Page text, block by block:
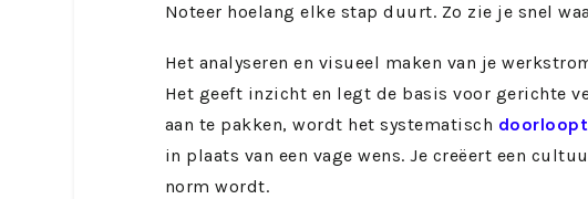
Noteer hoelang elke stap duurt. Zo zie je snel
Het analyseren en visueel maken van je
Het geeft inzicht en legt de basis voor gerichte
aan te pakken, wordt het systematisch
in plaats van een vage wens. Je creëert een
norm wordt.